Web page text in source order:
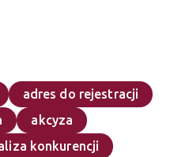
adres do rejestracji
akcyza
konkurencji